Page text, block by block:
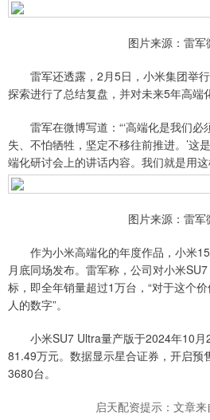
图片来源：雷军
雷军还透露，2月5日，小米集团举行
探索进行了总结复盘，并对未来5年高端
雷军在微博写道：“‘高端化是我们必
失、不怕牺牲，坚定不移往前推进。’这
端化研讨会上的讲话内容。我们就是用
图片来源：雷军
作为小米高端化的年度作品，小米15
月底同场发布。雷军称，公司对小米
标，即全年销量超过1万台，“对于这个
人的数字”。
小米SU7 Ultra量产版于2024年10月
81.49万元。数据显示星合证券，开启预
3680台。
启天配资提示：文章来